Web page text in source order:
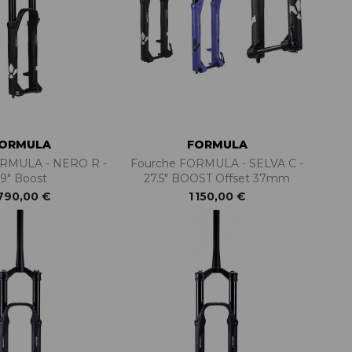
JEUX DE DIRECTION
PIÈCES DÉT./ACCESSOIRES
PIÈCES RÉP./ENTRETIEN
PIÈCES DE FIXATION
PIÈCES DÉT./ACCESSOIRES
- NERO R -
Boost
€
FORMULA
Fourche FORMULA - SELVA C -
27.5" BOOST Offset 37mm
1 150,00 €